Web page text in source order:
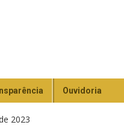
Ouvidoria
2023